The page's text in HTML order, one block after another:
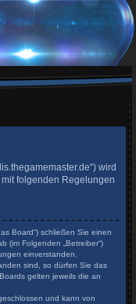
wird
folgenden Regelungen
Board“) schließen Sie einen
(im Folgenden „Betreiber“)
einverstanden.
sind, so dürfen Sie das
gelten jeweils die an
und kann von